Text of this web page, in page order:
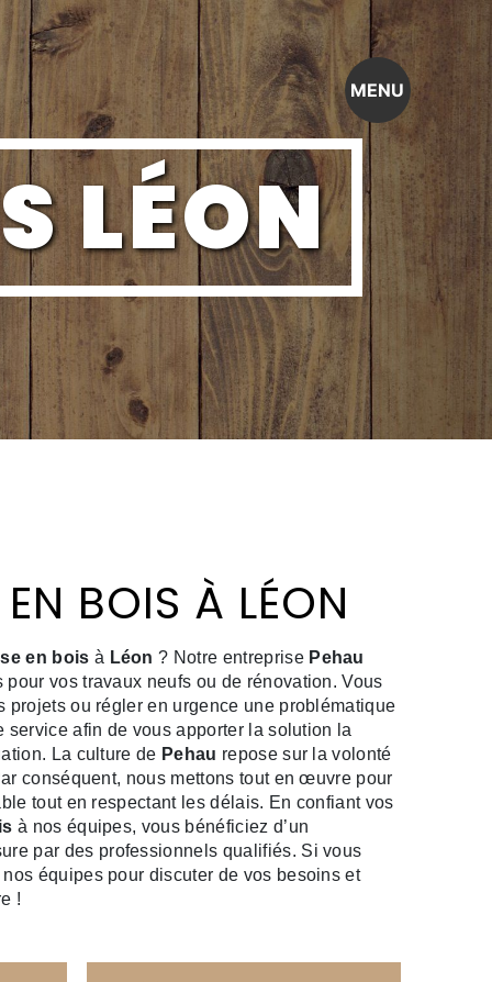
MENU
LÉON
EN BOIS À LÉON
en bois à Léon ? Notre entreprise Pehau
vos travaux neufs ou de rénovation. Vous
projets ou régler en urgence une problématique
service afin de vous apporter la solution la
La culture de Pehau repose sur la volonté
conséquent, nous mettons tout en œuvre pour
tout en respectant les délais. En confiant vos
à nos équipes, vous bénéficiez d’un
par des professionnels qualifiés. Si vous
nos équipes pour discuter de vos besoins et
!